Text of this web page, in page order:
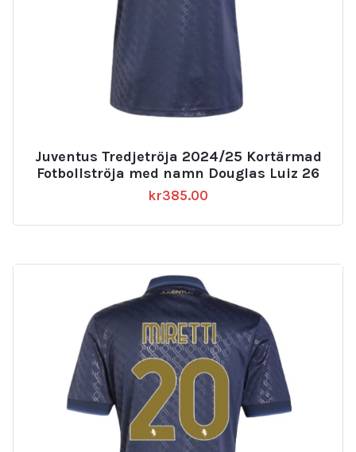
Juventus Tredjetröja 2024/25 Kortärmad
Fotbollströja med namn Douglas Luiz 26
kr385.00